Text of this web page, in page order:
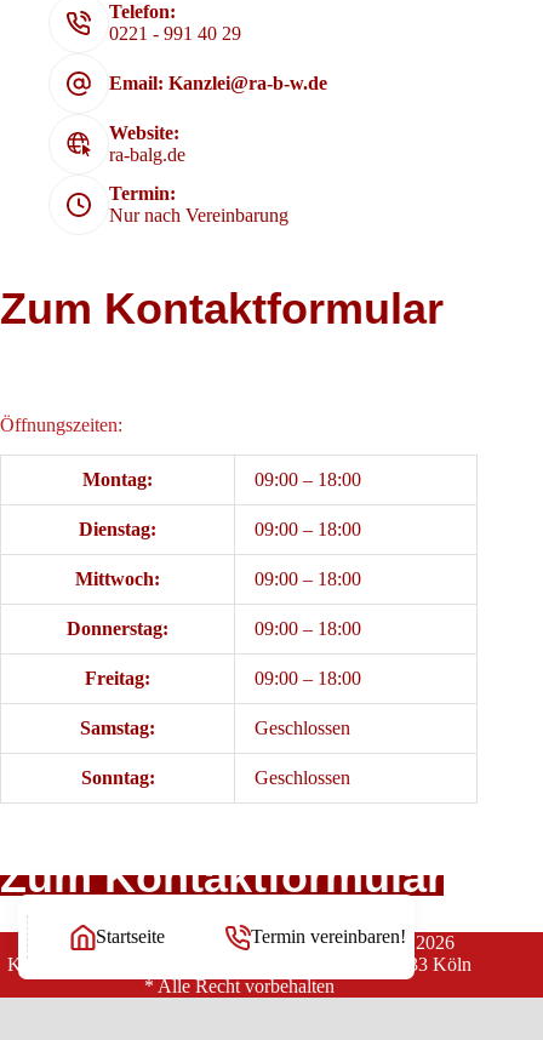
Telefon:
0221 - 991 40 29
Email: Kanzlei@ra-b-w.de
Website:
ra-balg.de
Termin:
Nur nach Vereinbarung
Zum Kontaktformular
Öffnungszeiten:
Montag: 09:00 – 18:00
Dienstag: 09:00 – 18:00
Mittwoch: 09:00 – 18:00
Donnerstag: 09:00 – 18:00
Freitag: 09:00 – 18:00
Samstag: Geschlossen
Sonntag: Geschlossen
Zum Kontaktformular
Copyright Rechtsanwälte Balg und Willerscheid © 2026
Kanzlei Balg & Willerscheid * Yorckstraße 12 * 50733 Köln
* Alle Recht vorbehalten
Startseite Termin vereinbaren!